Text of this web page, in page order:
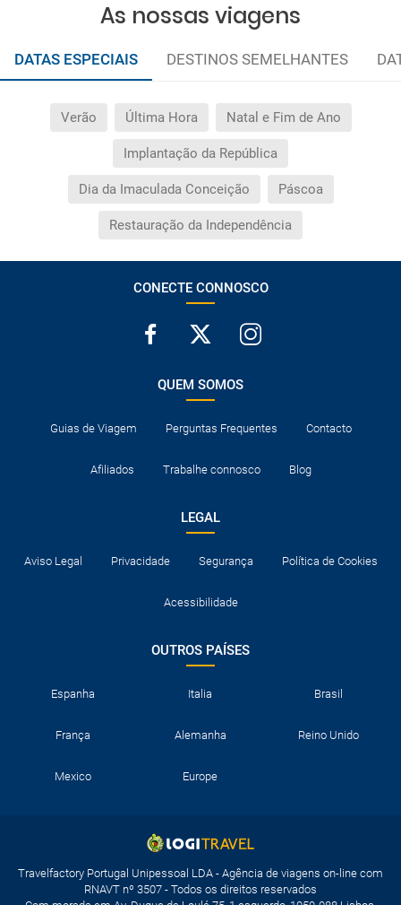
As nossas viagens
DATAS ESPECIAIS DESTINOS SEMELHANTES
Verão Última Hora Natal e Fim de Ano
Implantação da República
Dia da Imaculada Conceição Páscoa
Restauração da Independência
CONECTE CONNOSCO
QUEM SOMOS
Guias de Viagem Perguntas Frequentes Contacto
Afiliados Trabalhe connosco Blog
LEGAL
Aviso Legal Privacidade Segurança Política de Cookies
Acessibilidade
OUTROS PAÍSES
Espanha Italia Brasil
França Alemanha Reino Unido
Mexico Europe
Travelfactory Portugal Unipessoal LDA - Agência de viagens on-line com
RNAVT nº 3507 - Todos os direitos reservados